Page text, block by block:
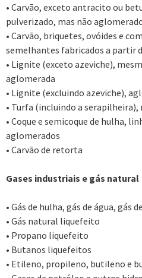
• Carvão, exceto antracito ou
pulverizado, mas não
• Carvão, briquetes, ovóides e
semelhantes fabricados a partir
• Lignite (exceto azeviche),
aglomerada
• Lignite (excluindo azeviche),
• Turfa (incluindo a
• Coque e semicoque de hulha,
aglomerados
• Carvão de retorta
Gases industriais e gás natural
• Gás de hulha, gás de água, gás
• Gás natural liquefeito
• Propano liquefeito
• Butanos liquefeitos
• Etileno, propileno, butileno e